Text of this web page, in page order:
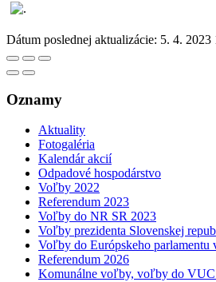
Dátum poslednej aktualizácie: 5. 4. 2023
Oznamy
Aktuality
Fotogaléria
Kalendár akcií
Odpadové hospodárstvo
Voľby 2022
Referendum 2023
Voľby do NR SR 2023
Voľby prezidenta Slovenskej
Voľby do Európskeho parlamentu
Referendum 2026
Komunálne voľby, voľby do